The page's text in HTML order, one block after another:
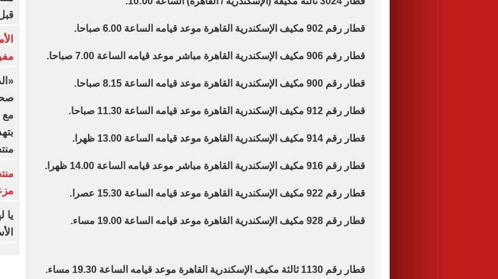
قطار رقم 902 مكيف الإسكندرية القاهرة موعد قيامه الساعة 6.00 صباحا.
قطار رقم 906 مكيف الإسكندرية القاهرة مباشر موعد قيامه الساعة 7.00 صباحا.
قطار رقم 900 مكيف الإسكندرية القاهرة موعد قيامه الساعة 8.15 صباحا.
قطار رقم 912 مكيف الإسكندرية القاهرة موعد قيامه الساعة 11.30 صباحا.
قطار رقم 914 مكيف الإسكندرية القاهرة موعد قيامه الساعة 13.00 ظهرا.
قطار رقم 916 مكيف الإسكندرية القاهرة مباشر موعد قيامه الساعة 14.00 ظهرا.
قطار رقم 922 مكيف الإسكندرية القاهرة موعد قيامه الساعة 15.30 عصرا.
قطار رقم 928 مكيف الإسكندرية القاهرة موعد قيامه الساعة 19.00 مساء.
قطار رقم 1130 ثالثة مكيف الإسكندرية القاهرة موعد قيامه الساعة 19.30 مساء.
قبل
مع
يا